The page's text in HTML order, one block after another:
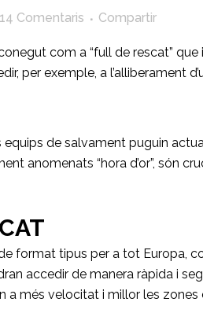
14 Comentaris Compartir
com a “full de rescat”
per exemple, a l’alliberament
equips de salvament puguin
anomenats “hora d’or”, són
format tipus per a tot Europa,
accedir de manera ràpida i
a més velocitat i millor les zones